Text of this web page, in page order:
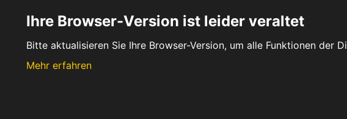
Ihre Browser-Version ist leider veraltet
Bitte aktualisieren Sie Ihre Browser-Version, um alle Funktionen der
Mehr erfahren